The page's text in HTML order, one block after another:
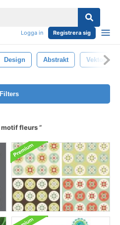
Logga in Registrera sig
Design Abstrakt Vektor
Filters
motif fleurs